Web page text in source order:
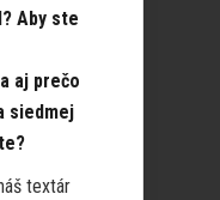
Aby ste
aj prečo
siedmej
textár